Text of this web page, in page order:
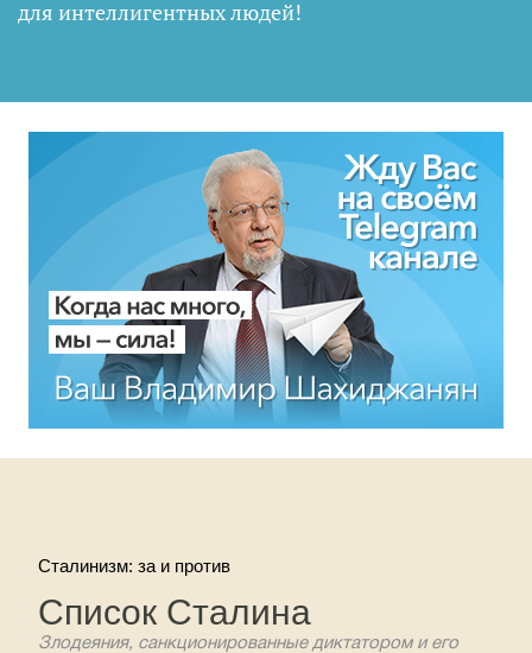
для интеллигентных людей!
Сталинизм: за и против
Список Сталина
Злодеяния, санкционированные диктатором и его